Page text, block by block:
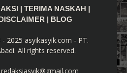
TERIMA NASKAH
DISCLAIMER BLOG
2025 asyikasyik.com - PT.
All rights reserved.
redaksiasyik@gmail.com